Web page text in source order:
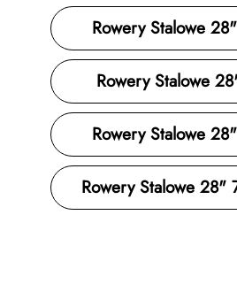
Rowery Stalowe
Rowery Stalowe
Rowery Stalowe
Rowery Stalowe 28"